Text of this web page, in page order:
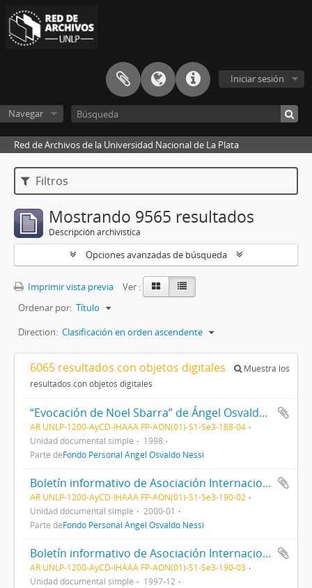
Iniciar sesión
Navegar
Red de Archivos de la Universidad Nacional de La Plata
Filtros
Mostrando 9565 resultados
Descripción archivística
Opciones avanzadas de búsqueda
Imprimir vista previa
Ver :
Ordenar por: Título
Direction: Clasificación en orden ascendente
6065 resultados con objetos digitales
Muestra los
resultados con objetos digitales
“Evocación de Noel Sbarra” de Ángel Osvaldo Nessi
AR UNLP-1200-AyCD-IHAAA FP-AON(01)-S1-Se3-188-04
Unidad documental simple
1998
Parte deFondo Personal Ángel Osvaldo Nessi
Boletín informativo de Asociación Internacional de Críticos de Arte (AICA)
AR UNLP-1200-AyCD-IHAAA FP-AON(01)-S1-Se3-190-02
Unidad documental simple
2000-01
Parte deFondo Personal Ángel Osvaldo Nessi
Boletín informativo de Asociación Internacional de Críticos de Arte (AICA)
AR UNLP-1200-AyCD-IHAAA FP-AON(01)-S1-Se3-190-03
Unidad documental simple
1997-12